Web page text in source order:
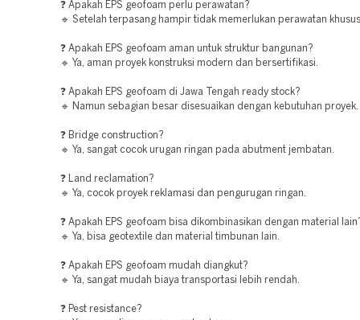
❓ Apakah EPS geofoam perlu perawatan?
🔹 Setelah terpasang hampir tidak memerlukan perawatan
❓ Apakah EPS geofoam aman untuk struktur bangunan?
🔹 Ya, aman proyek konstruksi modern dan bersertifikasi.
❓ Apakah EPS geofoam di Jawa Tengah ready stock?
🔹 Namun sebagian besar disesuaikan dengan kebutuhan proyek.
❓ Bridge construction?
🔹 Ya, sangat cocok urugan ringan pada abutment jembatan.
❓ Land reclamation?
🔹 Ya, cocok proyek reklamasi dan pengurugan ringan.
❓ Apakah EPS geofoam bisa dikombinasikan dengan material
🔹 Ya, bisa geotextile dan material timbunan lain.
❓ Apakah EPS geofoam mudah diangkut?
🔹 Ya, sangat mudah biaya transportasi lebih rendah.
❓ Pest resistance?